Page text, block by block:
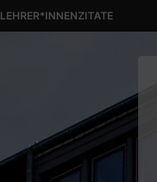
LEHRER*INNENZITATE